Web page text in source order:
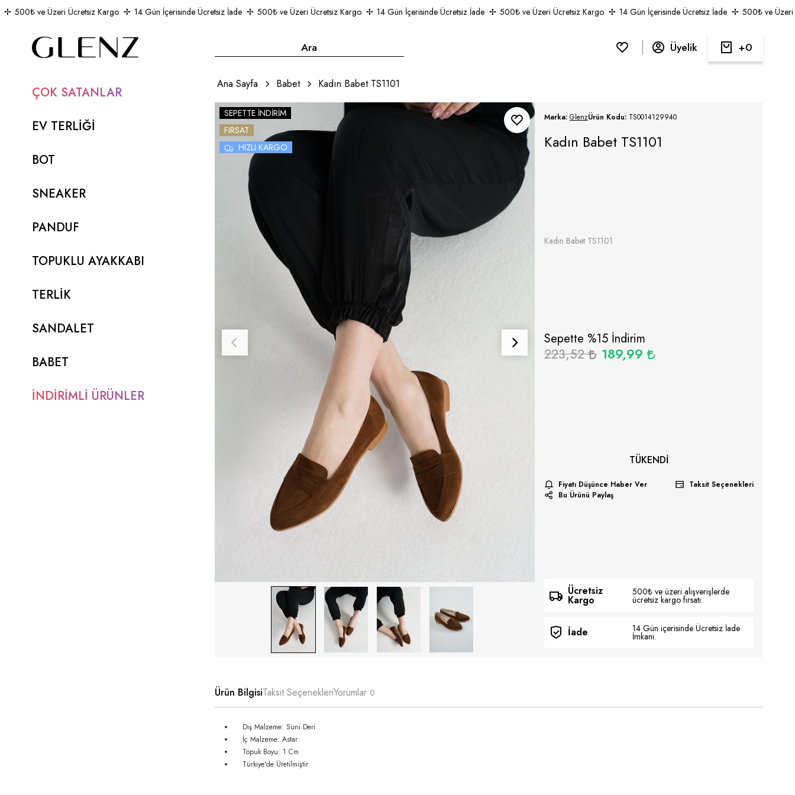
500₺ ve Üzeri Ücretsiz Kargo 14 Gün İçerisinde Ücretsiz İade 500₺ ve Üzeri Ücretsiz Kargo 14 Gün İçerisinde Ücretsiz İade 500₺ ve Üzeri Ücretsiz Kargo 14 Gün İçerisinde Ücretsiz İade 500₺ ve Üzeri
Üyelik 0
ÇOK SATANLAR
EV TERLİĞİ
BOT
SNEAKER
PANDUF
TOPUKLU AYAKKABI
TERLİK
SANDALET
BABET
İNDİRİMLİ ÜRÜNLER
Ana Sayfa Babet Kadın Babet TS1101
SEPETTE İNDIRIM
FIRSAT
HIZLI KARGO
Marka: GlenzÜrün Kodu: TS0014129940
Kadın Babet TS1101
Kadın Babet TS1101
Sepette %15İndirim
223,52 189,99
TÜKENDI
Fiyatı Düşünce Haber Ver
Taksit Seçenekleri
Bu Ürünü Paylaş
Ücretsiz
Kargo
500₺ ve üzeri alışverişlerde
ücretsiz kargo fırsatı.
İade 14 Gün içerisinde Ücretsiz İade
İmkanı.
Ürün BilgisiTaksit SeçenekleriYorumlar 0
Dış Malzeme: Suni Deri
İç Malzeme: Astar
Topuk Boyu: 1 Cm
Türkiye'de Üretilmiştir